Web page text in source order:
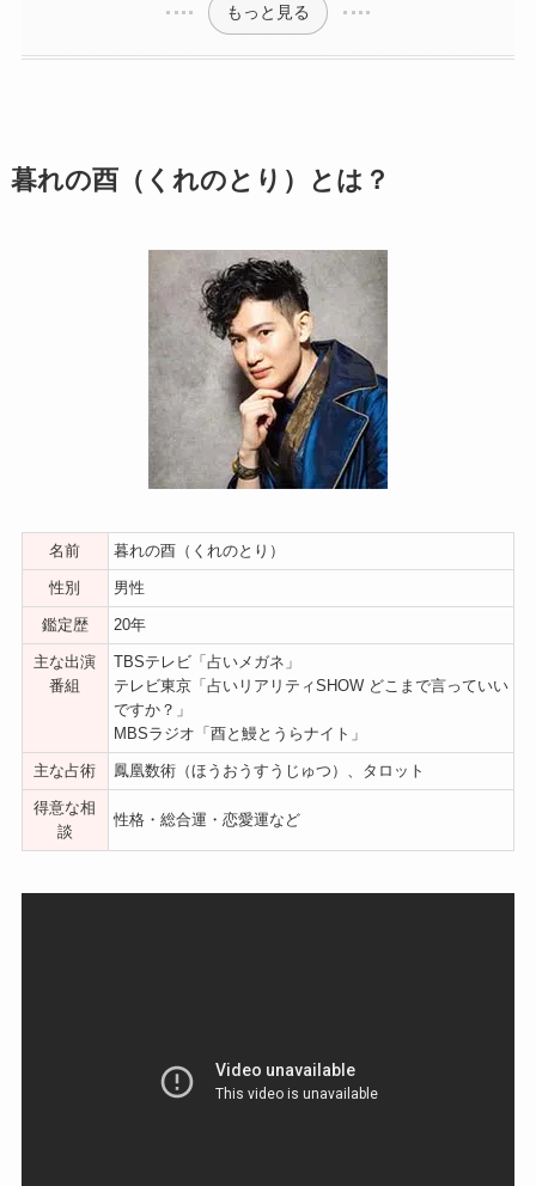
もっと見る
暮れの酉（くれのとり）とは？
名前 暮れの酉（くれのとり）
性別 男性
鑑定歴 20年
主な出演
番組
TBSテレビ「占いメガネ」
テレビ東京「占いリアリティSHOW どこまで言っていい
ですか？」
MBSラジオ「酉と鰻とうらナイト」
主な占術 鳳凰数術（ほうおうすうじゅつ）、タロット
得意な相
談
性格・総合運・恋愛運など